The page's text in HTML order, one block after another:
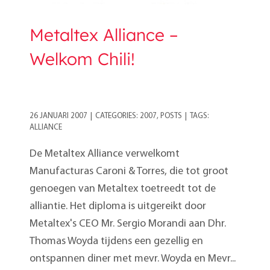
Metaltex Alliance –
Welkom Chili!
26 JANUARI 2007 CATEGORIES: 2007, POSTS
TAGS:
ALLIANCE
De Metaltex Alliance verwelkomt
Manufacturas Caroni & Torres, die tot groot
genoegen van Metaltex toetreedt tot de
alliantie. Het diploma is uitgereikt door
Metaltex's CEO Mr. Sergio Morandi aan Dhr.
Thomas Woyda tijdens een gezellig en
ontspannen diner met mevr. Woyda en Mevr...